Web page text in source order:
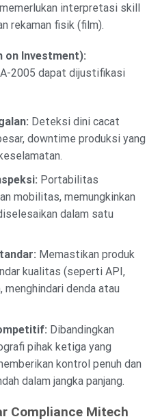
interpretasi skill
rekaman fisik (film).
on Investment):
2005 dapat dijustifikasi
Deteksi dini cacat
downtime produksi yang
Portabilitas
mobilitas, memungkinkan
dalam satu
Memastikan produk
kualitas (seperti API,
menghindari denda atau
Dibandingkan
pihak ketiga yang
kontrol penuh dan
dalam jangka panjang.
Compliance Mitech